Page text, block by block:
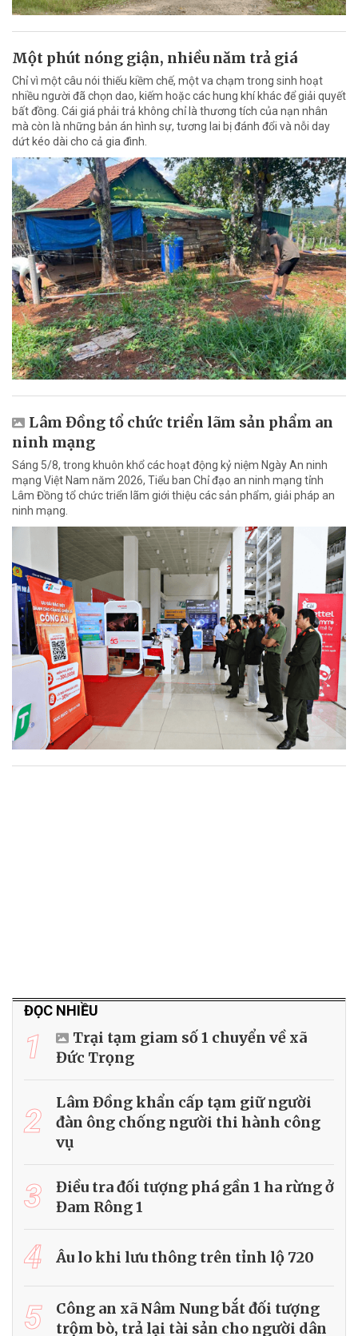
Một phút nóng giận, nhiều năm trả giá
Chỉ vì một câu nói thiếu kiềm chế, một va chạm trong sinh hoạt
nhiều người đã chọn dao, kiếm hoặc các hung khí khác để giải quyết
bất đồng. Cái giá phải trả không chỉ là thương tích của nạn nhân
mà còn là những bản án hình sự, tương lai bị đánh đổi và nỗi day
dứt kéo dài cho cả gia đình.
Lâm Đồng tổ chức triển lãm sản phẩm an
ninh mạng
Sáng 5/8, trong khuôn khổ các hoạt động kỷ niệm Ngày An ninh
mạng Việt Nam năm 2026, Tiểu ban Chỉ đạo an ninh mạng tỉnh
Lâm Đồng tổ chức triển lãm giới thiệu các sản phẩm, giải pháp an
ninh mạng.
ĐỌC NHIỀU
1
Trại tạm giam số 1 chuyển về xã
Đức Trọng
2
Lâm Đồng khẩn cấp tạm giữ người
đàn ông chống người thi hành công
vụ
3
Điều tra đối tượng phá gần 1 ha rừng ở
Đam Rông 1
4 Âu lo khi lưu thông trên tỉnh lộ 720
5
Công an xã Nâm Nung bắt đối tượng
trộm bò, trả lại tài sản cho người dân